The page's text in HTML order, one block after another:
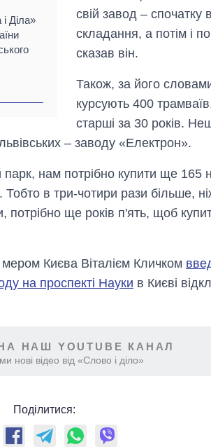
Діла»
свій завод – спочатку
складання, а потім і
сказав він.
Також, за його
курсують 400
старші за 30 років.
– заводу «Електрон».
нам потрібно купити ще 165
Тобто в три-чотири рази більше,
потрібно ще років п'ять, щоб
Києва Віталієм Кличком
на проспекті Науки в Києві
НАШ YOUTUBE КАНАЛ
нові відео від «Слово і діло»
Поділитися: